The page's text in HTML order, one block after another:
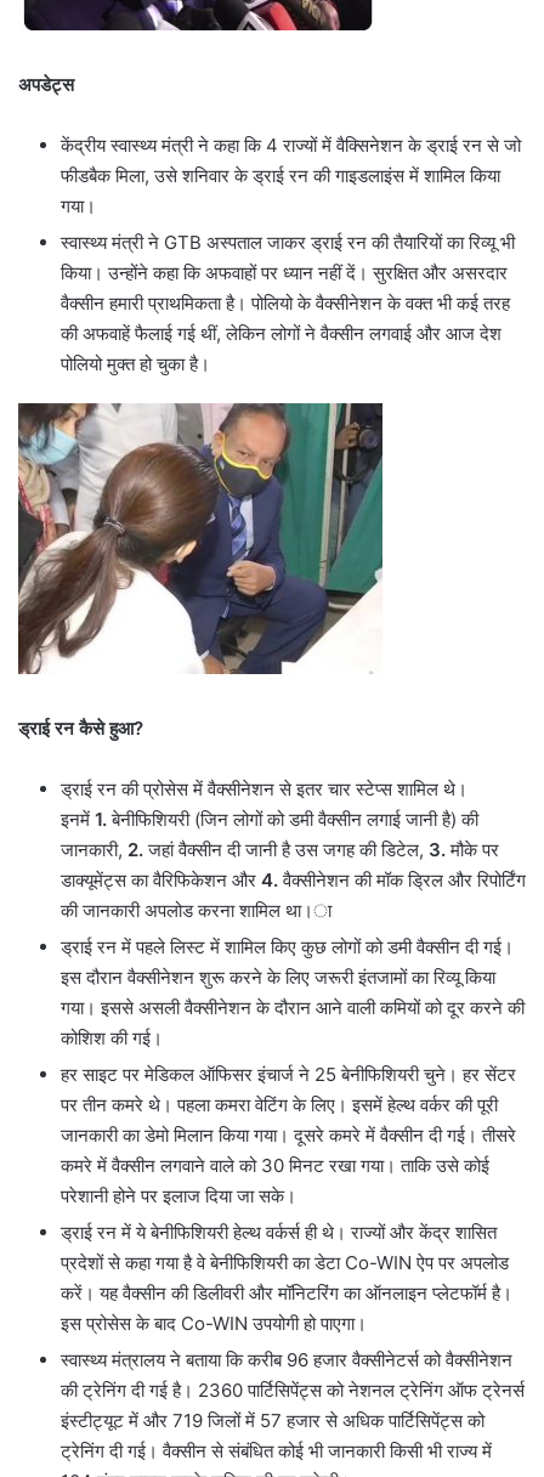
अपडेट्स
केंद्रीय स्वास्थ्य मंत्री ने कहा कि 4 राज्यों में वैक्सिनेशन के ड्राई रन से जो
फीडबैक मिला, उसे शनिवार के ड्राई रन की गाइडलाइंस में शामिल किया
गया।
स्वास्थ्य मंत्री ने GTB अस्पताल जाकर ड्राई रन की तैयारियों का रिव्यू भी
किया। उन्होंने कहा कि अफवाहों पर ध्यान नहीं दें। सुरक्षित और असरदार
वैक्सीन हमारी प्राथमिकता है। पोलियो के वैक्सीनेशन के वक्त भी कई तरह
की अफवाहें फैलाई गई थीं, लेकिन लोगों ने वैक्सीन लगवाई और आज देश
पोलियो मुक्त हो चुका है।
ड्राई रन कैसे हुआ?
ड्राई रन की प्रोसेस में वैक्सीनेशन से इतर चार स्टेप्स शामिल थे।
इनमें 1.बेनीफिशियरी (जिन लोगों को डमी वैक्सीन लगाई जानी है) की
जानकारी, 2.जहां वैक्सीन दी जानी है उस जगह की डिटेल, 3.मौके पर
डाक्यूमेंट्स का वैरिफिकेशन और 4.वैक्सीनेशन की मॉक ड्रिल और रिपोर्टिंग
की जानकारी अपलोड करना शामिल था।ा
ड्राई रन में पहले लिस्ट में शामिल किए कुछ लोगों को डमी वैक्सीन दी गई।
इस दौरान वैक्सीनेशन शुरू करने के लिए जरूरी इंतजामों का रिव्यू किया
गया। इससे असली वैक्सीनेशन के दौरान आने वाली कमियों को दूर करने की
कोशिश की गई।
हर साइट पर मेडिकल ऑफिसर इंचार्ज ने 25 बेनीफिशियरी चुने। हर सेंटर
पर तीन कमरे थे। पहला कमरा वेटिंग के लिए। इसमें हेल्थ वर्कर की पूरी
जानकारी का डेमो मिलान किया गया। दूसरे कमरे में वैक्सीन दी गई। तीसरे
कमरे में वैक्सीन लगवाने वाले को 30 मिनट रखा गया। ताकि उसे कोई
परेशानी होने पर इलाज दिया जा सके।
ड्राई रन में ये बेनीफिशियरी हेल्थ वर्कर्स ही थे। राज्यों और केंद्र शासित
प्रदेशों से कहा गया है वे बेनीफिशियरी का डेटा Co-WIN ऐप पर अपलोड
करें। यह वैक्सीन की डिलीवरी और मॉनिटरिंग का ऑनलाइन प्लेटफॉर्म है।
इस प्रोसेस के बाद Co-WIN उपयोगी हो पाएगा।
स्वास्थ्य मंत्रालय ने बताया कि करीब 96 हजार वैक्सीनेटर्स को वैक्सीनेशन
की ट्रेनिंग दी गई है। 2360 पार्टिसिपेंट्स को नेशनल ट्रेनिंग ऑफ ट्रेनर्स
इंस्टीट्यूट में और 719 जिलों में 57 हजार से अधिक पार्टिसिपेंट्स को
ट्रेनिंग दी गई। वैक्सीन से संबंधित कोई भी जानकारी किसी भी राज्य में